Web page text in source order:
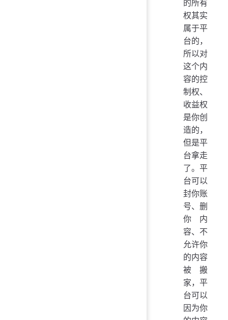
的所有
权其实
属于平
台的，
所以对
这个内
容的控
制权、
收益权
是你创
造的，
但是平
台拿走
了。平
台可以
封你账
号、删
你内
容、不
允许你
的内容
被搬
家，平
台可以
因为你